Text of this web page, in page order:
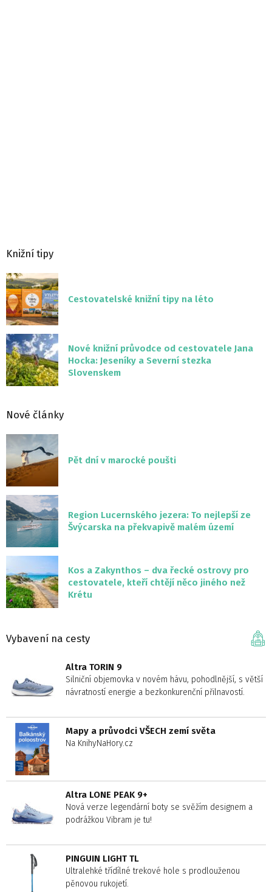
Knižní tipy
Cestovatelské knižní tipy na léto
Nové knižní průvodce od cestovatele Jana
Hocka: Jeseníky a Severní stezka
Slovenskem
Nové články
Pět dní v marocké poušti
Region Lucernského jezera: To nejlepší ze
Švýcarska na překvapivě malém území
Kos a Zakynthos – dva řecké ostrovy pro
cestovatele, kteří chtějí něco jiného než
Krétu
Vybavení na cesty
Altra TORIN 9
Silniční objemovka v novém hávu, pohodlnější, s větší
návratností energie a bezkonkurenční přilnavostí.
Mapy a průvodci VŠECH zemí světa
Na KnihyNaHory.cz
Altra LONE PEAK 9+
Nová verze legendární boty se svěžím designem a
podrážkou Vibram je tu!
PINGUIN LIGHT TL
Ultralehké třídílné trekové hole s prodlouženou
pěnovou rukojetí.